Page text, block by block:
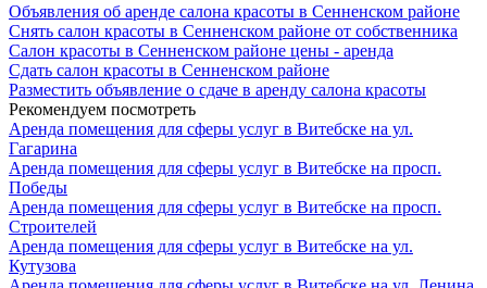
Объявления об аренде салона красоты в Сенненском районе
Снять салон красоты в Сенненском районе от собственника
Салон красоты в Сенненском районе цены - аренда
Сдать салон красоты в Сенненском районе
Разместить объявление о сдаче в аренду салона красоты
Рекомендуем посмотреть
Аренда помещения для сферы услуг в Витебске на ул.
Гагарина
Аренда помещения для сферы услуг в Витебске на просп.
Победы
Аренда помещения для сферы услуг в Витебске на просп.
Строителей
Аренда помещения для сферы услуг в Витебске на ул.
Кутузова